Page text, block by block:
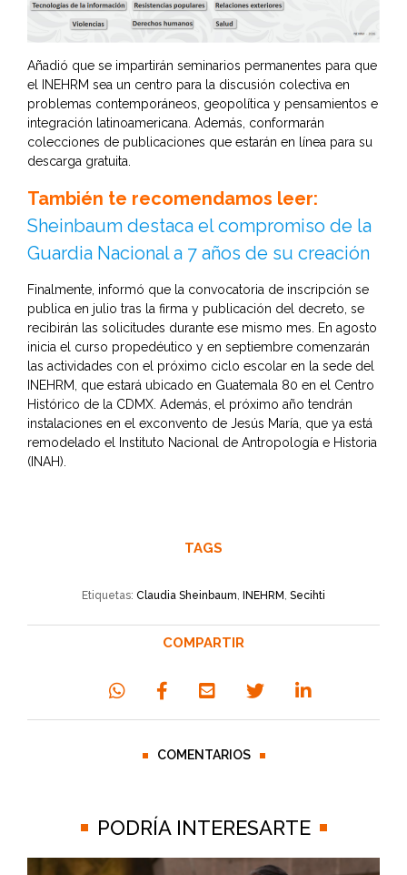
Añadió que se impartirán seminarios permanentes para que
el INEHRM sea un centro para la discusión colectiva en
problemas contemporáneos, geopolítica y pensamientos e
integración latinoamericana. Además, conformarán
colecciones de publicaciones que estarán en línea para su
descarga gratuita.
También te recomendamos leer:
Sheinbaum destaca el compromiso de la
Guardia Nacional a 7 años de su creación
Finalmente, informó que la convocatoria de inscripción se
publica en julio tras la firma y publicación del decreto, se
recibirán las solicitudes durante ese mismo mes. En agosto
inicia el curso propedéutico y en septiembre comenzarán
las actividades con el próximo ciclo escolar en la sede del
INEHRM, que estará ubicado en Guatemala 80 en el Centro
Histórico de la CDMX. Además, el próximo año tendrán
instalaciones en el exconvento de Jesús María, que ya está
remodelado el Instituto Nacional de Antropología e Historia
(INAH).
TAGS
Etiquetas: Claudia Sheinbaum, INEHRM , Secihti
COMPARTIR
COMENTARIOS
PODRÍA INTERESARTE